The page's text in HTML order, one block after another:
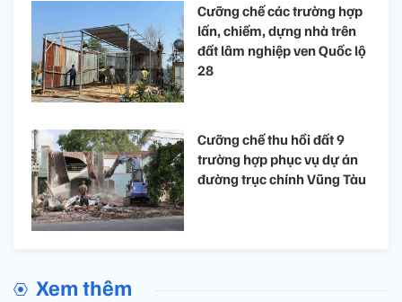
Cưỡng chế các trường hợp
lấn, chiếm, dựng nhà trên
đất lâm nghiệp ven Quốc lộ
28
Cưỡng chế thu hồi đất 9
trường hợp phục vụ dự án
đường trục chính Vũng Tàu
Xem thêm